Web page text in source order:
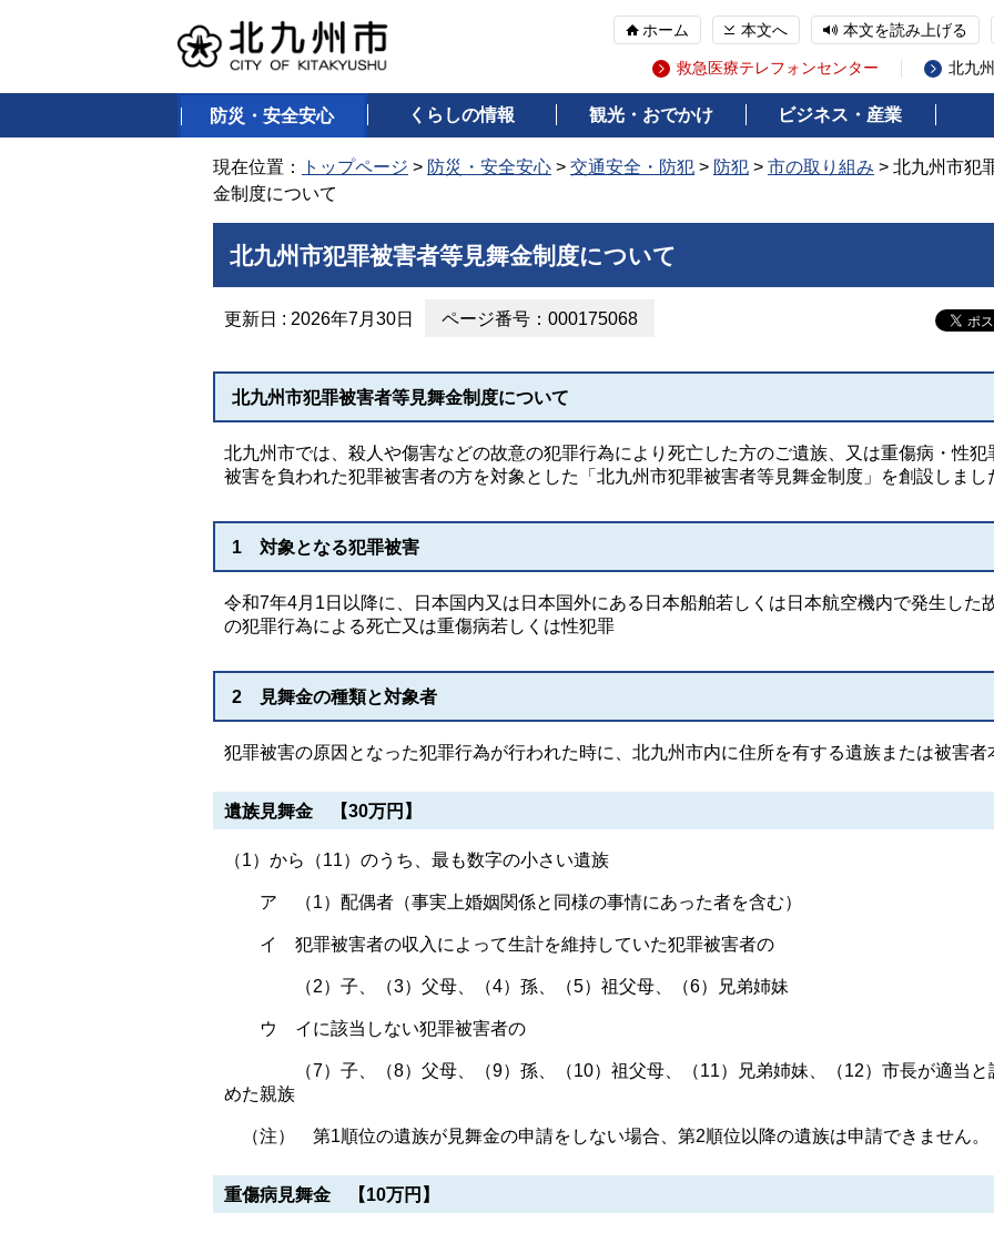
ホーム 本文へ 本文を読み上げる
救急医療テレフォンセンター 北九
防災・安全安心 くらしの情報 観光・おでかけ ビジネス・産業
現在位置： トップページ > 防災・安全安心 > 交通安全・防犯 > 防犯 > 市の取り組み > 北九州市犯
金制度について
北九州市犯罪被害者等見舞金制度について
更新日 : 2026年7月30日 ページ番号：000175068
北九州市犯罪被害者等見舞金制度について
北九州市では、殺人や傷害などの故意の犯罪行為により死亡した方のご遺族、又は重傷病・性犯
被害を負われた犯罪被害者の方を対象とした「北九州市犯罪被害者等見舞金制度」を創設しまし
1 対象となる犯罪被害
令和7年4月1日以降に、日本国内又は日本国外にある日本船舶若しくは日本航空機内で発生した
の犯罪行為による死亡又は重傷病若しくは性犯罪
2 見舞金の種類と対象者
犯罪被害の原因となった犯罪行為が行われた時に、北九州市内に住所を有する遺族または被害者
遺族見舞金 【30万円】
（1）から（11）のうち、最も数字の小さい遺族
ア （1）配偶者（事実上婚姻関係と同様の事情にあった者を含む）
イ 犯罪被害者の収入によって生計を維持していた犯罪被害者の
（2）子、（3）父母、（4）孫、（5）祖父母、（6）兄弟姉妹
ウ イに該当しない犯罪被害者の
（7）子、（8）父母、（9）孫、（10）祖父母、（11）兄弟姉妹、（12）市長が適当と
めた親族
（注） 第1順位の遺族が見舞金の申請をしない場合、第2順位以降の遺族は申請できません。
重傷病見舞金 【10万円】